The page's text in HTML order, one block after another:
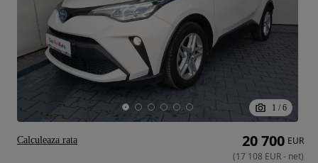
1 / 6
20 700 EUR
(17 108 EUR- net)
Calculeaza rata